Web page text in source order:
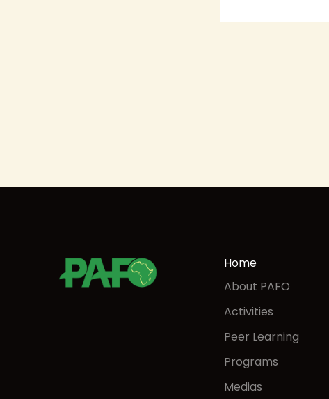
Home
About PAFO
Activities
Peer Learning
Programs
Medias